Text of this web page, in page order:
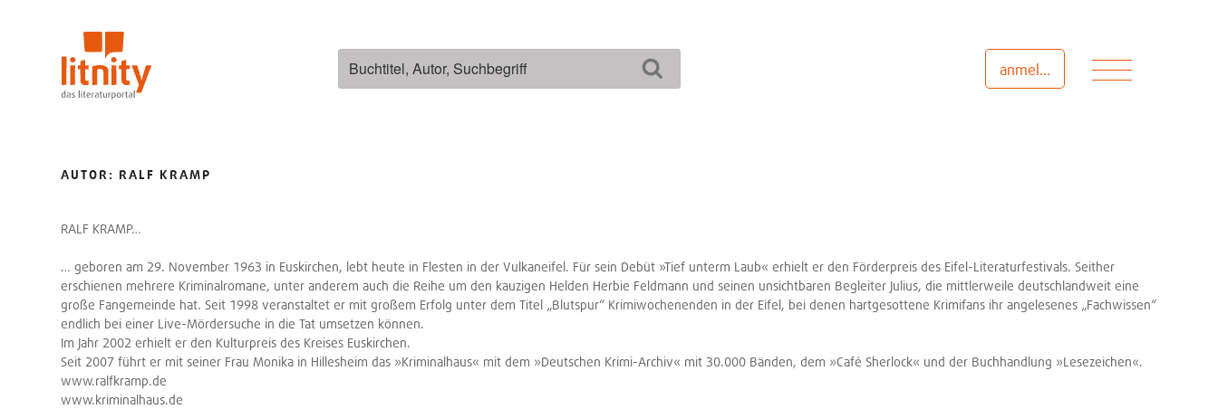
Suchen
anmelden Menü
AUTOR: RALF KRAMP
RALF KRAMP…
… geboren am 29. November 1963 in Euskirchen, lebt heute in Flesten in der Vulkaneifel. Für sein Debüt »Tief unterm Laub« erhielt er den Förderpreis des Eifel-Literaturfestivals. Seither
erschienen mehrere Kriminalromane, unter anderem auch die Reihe um den kauzigen Helden Herbie Feldmann und seinen unsichtbaren Begleiter Julius, die mittlerweile deutschlandweit eine
große Fangemeinde hat. Seit 1998 veranstaltet er mit großem Erfolg unter dem Titel „Blutspur“ Krimiwochenenden in der Eifel, bei denen hartgesottene Krimifans ihr angelesenes „Fachwissen“
endlich bei einer Live-Mördersuche in die Tat umsetzen können.
Im Jahr 2002 erhielt er den Kulturpreis des Kreises Euskirchen.
Seit 2007 führt er mit seiner Frau Monika in Hillesheim das »Kriminalhaus« mit dem »Deutschen Krimi-Archiv« mit 30.000 Bänden, dem »Café Sherlock« und der Buchhandlung »Lesezeichen«.
www.ralfkramp.de
www.kriminalhaus.de